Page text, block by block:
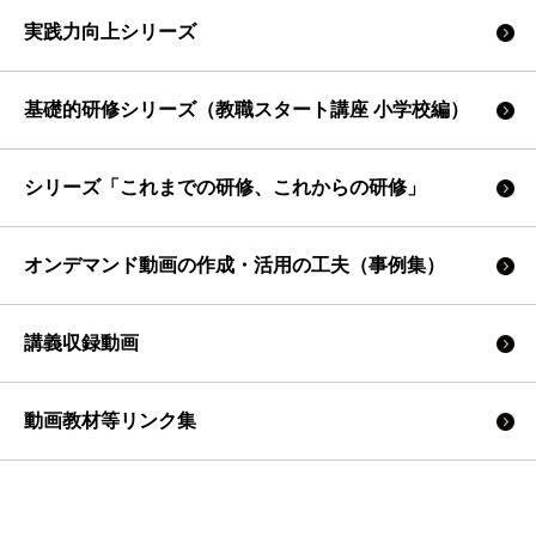
実践力向上シリーズ
基礎的研修シリーズ（教職スタート講座 小学校編）
シリーズ「これまでの研修、これからの研修」
オンデマンド動画の作成・活用の工夫（事例集）
講義収録動画
動画教材等リンク集